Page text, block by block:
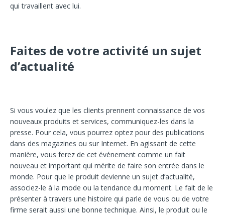
qui travaillent avec lui.
Faites de votre activité un sujet
d’actualité
Si vous voulez que les clients prennent connaissance de vos
nouveaux produits et services, communiquez-les dans la
presse. Pour cela, vous pourrez optez pour des publications
dans des magazines ou sur Internet. En agissant de cette
manière, vous ferez de cet événement comme un fait
nouveau et important qui mérite de faire son entrée dans le
monde. Pour que le produit devienne un sujet d’actualité,
associez-le à la mode ou la tendance du moment. Le fait de le
présenter à travers une histoire qui parle de vous ou de votre
firme serait aussi une bonne technique. Ainsi, le produit ou le